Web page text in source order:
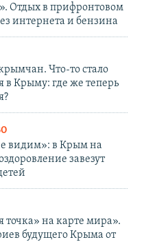
Отдых в прифронтовом
интернета и бензина
Что-то стало
в Крыму: где же теперь
видим»: в Крым на
завезут
точка» на карте мира».
будущего Крыма от